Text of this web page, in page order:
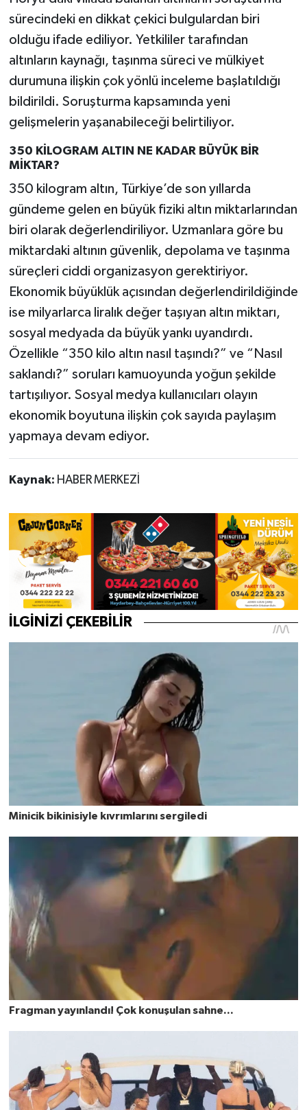
sürecindeki en dikkat çekici bulgulardan biri
olduğu ifade ediliyor. Yetkililer tarafından
altınların kaynağı, taşınma süreci ve mülkiyet
durumuna ilişkin çok yönlü inceleme başlatıldığı
bildirildi. Soruşturma kapsamında yeni
gelişmelerin yaşanabileceği belirtiliyor.
350 KİLOGRAM ALTIN NE KADAR BÜYÜK BİR
MİKTAR?
350 kilogram altın, Türkiye’de son yıllarda
gündeme gelen en büyük fiziki altın miktarlarından
biri olarak değerlendiriliyor. Uzmanlara göre bu
miktardaki altının güvenlik, depolama ve taşınma
süreçleri ciddi organizasyon gerektiriyor.
Ekonomik büyüklük açısından değerlendirildiğinde
ise milyarlarca liralık değer taşıyan altın miktarı,
sosyal medyada da büyük yankı uyandırdı.
Özellikle “350 kilo altın nasıl taşındı?” ve “Nasıl
saklandı?” soruları kamuoyunda yoğun şekilde
tartışılıyor. Sosyal medya kullanıcıları olayın
ekonomik boyutuna ilişkin çok sayıda paylaşım
yapmaya devam ediyor.
Kaynak: HABER MERKEZİ